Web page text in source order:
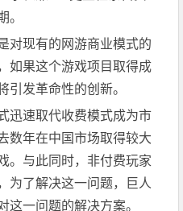
。
对现有的网游商业模式的
如果这个游戏项目取得成
引发革命性的创新。
迅速取代收费模式成为市
数年在中国市场取得较大
。与此同时，非付费玩家
为了解决这一问题，巨人
这一问题的解决方案。